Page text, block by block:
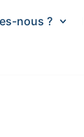
nous ?